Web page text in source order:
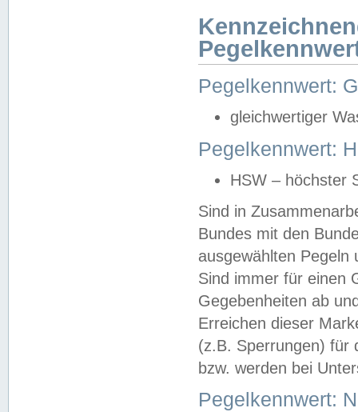
Pegelkennwert:
gleichwertiger
Pegelkennwert:
HSW – höchster
Sind in
Bundes mit den
ausgewählten
Sind immer für einen
Gegebenheiten ab
Erreichen dieser
(z.B. Sperrungen) für
bzw. werden bei
Pegelkennwert: